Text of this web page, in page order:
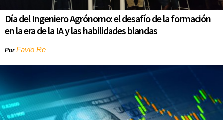
Día del Ingeniero Agrónomo: el desafío de la formación
en la era de la IA y las habilidades blandas
PorFavio Re